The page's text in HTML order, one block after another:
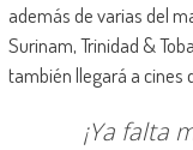
además de varias del
Surinam, Trinidad &
también llegará a cines
¡Ya falta